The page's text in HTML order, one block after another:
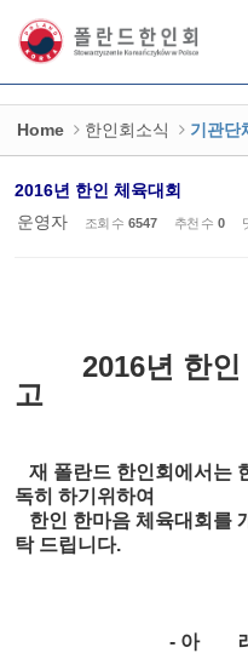
Home 한인회소식 기관단
2016년 한인 체육대회
운영자
조회 수 6547 추천 수 0
2016년 한인
고
재 폴란드 한인회에서는
독히 하기위하여
한인 한마음 체육대회를
탁 드립니다.
- 아 래